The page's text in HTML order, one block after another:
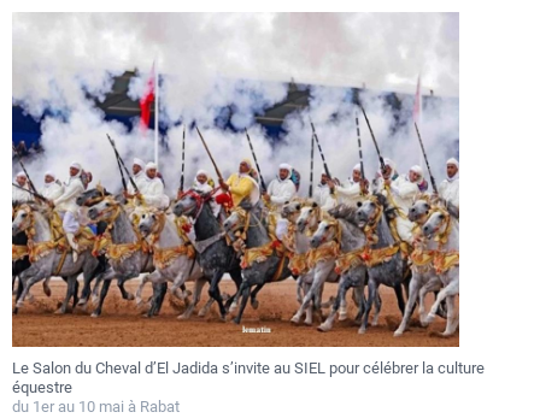
Jadida s’invite au SIEL pour célébrer la culture
Festival Gnaoua 2026 :